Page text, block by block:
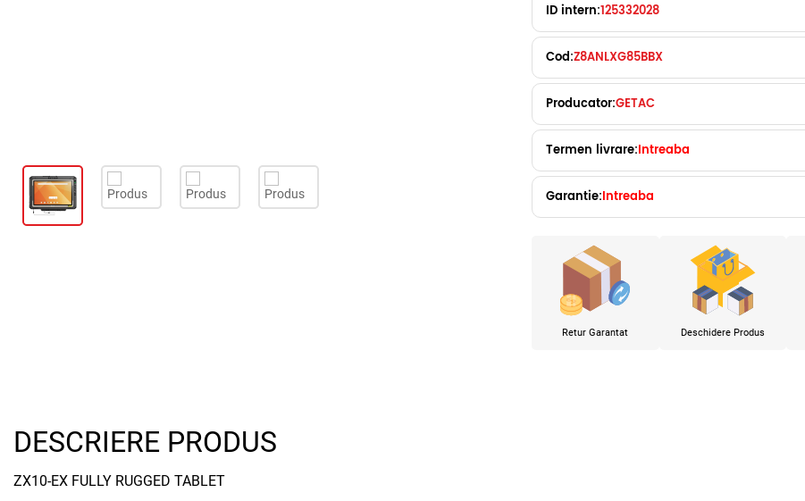
ID intern:125332028
Cod:Z8ANLXG85BBX
Producator:GETAC
Termen livrare:Intreaba
Garantie:Intreaba
Retur Garantat Deschidere Produs
DESCRIERE PRODUS
ZX10-EX FULLY RUGGED TABLET